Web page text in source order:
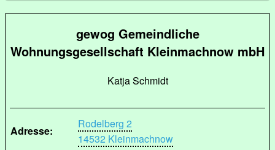
gewog Gemeindliche
Wohnungsgesellschaft Kleinmachnow mbH
Katja Schmidt
Adresse:
Rodelberg 2
14532 Kleinmachnow